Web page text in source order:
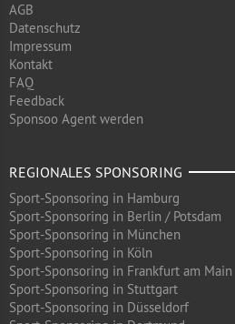
AGB
Datenschutz
Impressum
Kontakt
FAQ
Feedback
Sponsoo Agent werden
REGIONALES SPONSORING
Sport-Sponsoring in Hamburg
Sport-Sponsoring in Berlin / Potsdam
Sport-Sponsoring in München
Sport-Sponsoring in Köln
Sport-Sponsoring in Frankfurt am Main
Sport-Sponsoring in Stuttgart
Sport-Sponsoring in Düsseldorf